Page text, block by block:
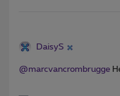
DaisyS
@marcvancrombrugge